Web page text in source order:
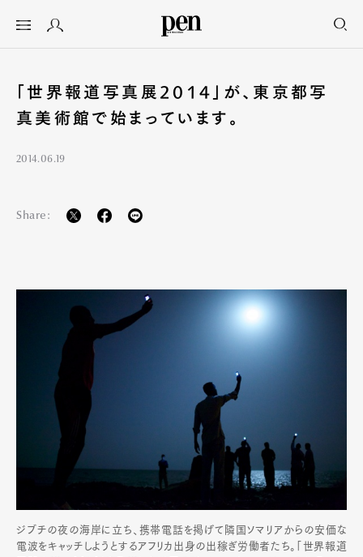
「世界報道写真展2014」が、東京都写
真美術館で始まっています。
2014.06.19
Share:
ジブチの夜の海岸に立ち、携帯電話を掲げて隣国ソマリアからの安価な
電波をキャッチしようとするアフリカ出身の出稼ぎ労働者たち。「世界報道